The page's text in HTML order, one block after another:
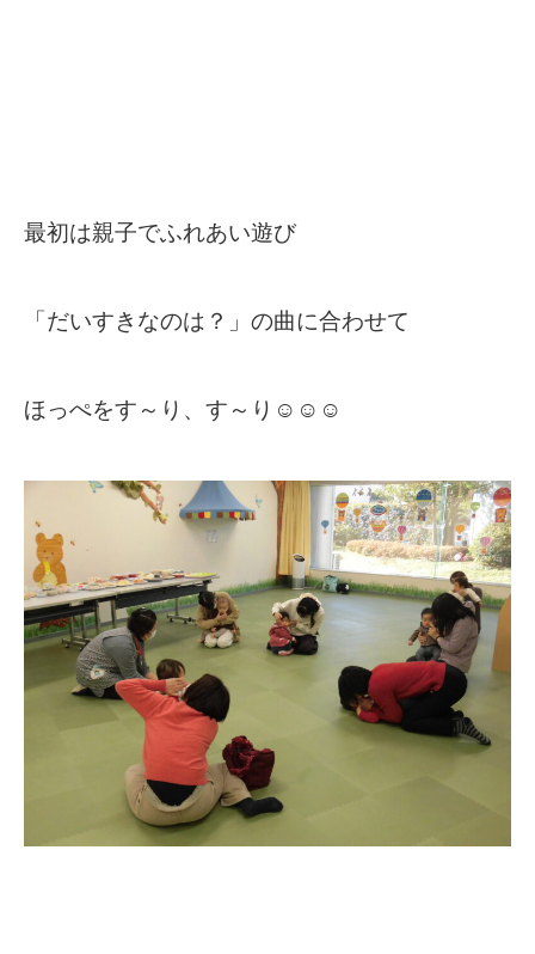
最初は親子でふれあい遊び
「だいすきなのは？」の曲に合わせて
ほっぺをす～り、す～り☺☺☺